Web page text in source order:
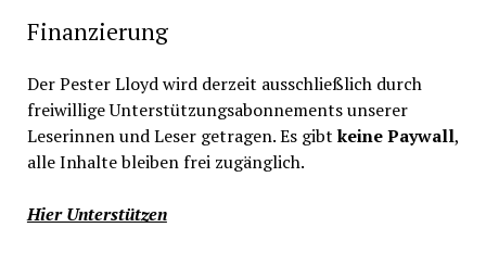
Finanzierung
Der Pester Lloyd wird derzeit ausschließlich durch
freiwillige Unterstützungsabonnements unserer
Leserinnen und Leser getragen. Es gibtkeine Paywall,
alle Inhalte bleiben frei zugänglich.
Hier Unterstützen